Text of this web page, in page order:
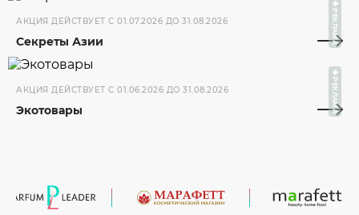
РЕКЛАМА
АКЦИЯ ДЕЙСТВУЕТ C 01.07.2026 ДО 31.08.2026
Секреты Азии
РЕКЛАМА
АКЦИЯ ДЕЙСТВУЕТ C 01.06.2026 ДО 31.08.2026
Экотовары